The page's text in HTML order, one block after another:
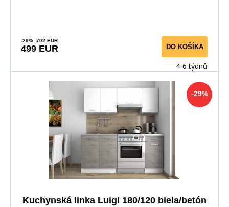
-29% 702 EUR
499 EUR DO KOŠÍKA
4-6 týdnů
-29%
Kuchynská linka Luigi 180/120 biela/betón